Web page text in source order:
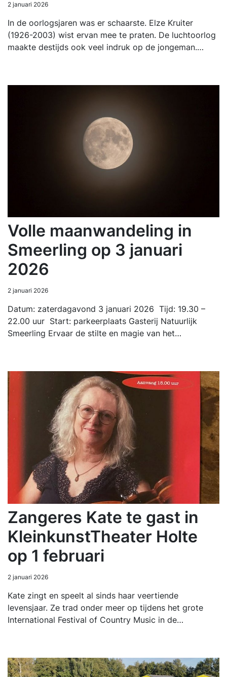
2 januari 2026
In de oorlogsjaren was er schaarste. Elze Kruiter
(1926-2003) wist ervan mee te praten. De luchtoorlog
maakte destijds ook veel indruk op de jongeman.…
Volle maanwandeling in
Smeerling op 3 januari
2026
2 januari 2026
Datum: zaterdagavond 3 januari 2026 Tijd: 19.30 –
22.00 uur Start: parkeerplaats Gasterij Natuurlijk
Smeerling Ervaar de stilte en magie van het…
Zangeres Kate te gast in
KleinkunstTheater Holte
op 1 februari
2 januari 2026
Kate zingt en speelt al sinds haar veertiende
levensjaar. Ze trad onder meer op tijdens het grote
International Festival of Country Music in de…